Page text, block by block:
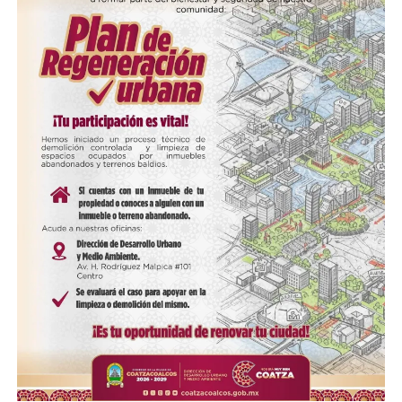
Me gusta esto:
COMPARTE ESTA INFORMACIÓN